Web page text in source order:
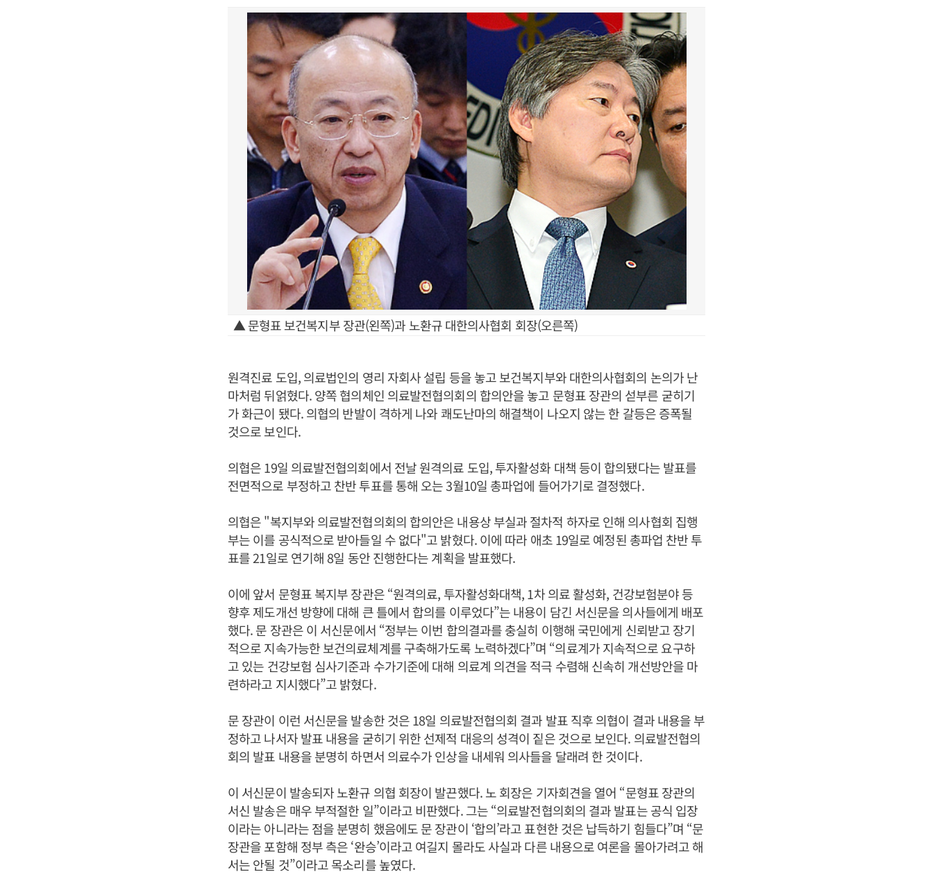
▲ 문형표 보건복지부 장관(왼쪽)과 노환규 대한의사협회 회장(오른쪽)
원격진료 도입, 의료법인의 영리 자회사 설립 등을 놓고 보건복지부와 대한의사협회의 논의가 난
마처럼 뒤얽혔다. 양쪽 협의체인 의료발전협의회의 합의안을 놓고 문형표 장관의 섣부른 굳히기
가 화근이 됐다. 의협의 반발이 격하게 나와 쾌도난마의 해결책이 나오지 않는 한 갈등은 증폭될
것으로 보인다.
의협은 19일 의료발전협의회에서 전날 원격의료 도입, 투자활성화 대책 등이 합의됐다는 발표를
전면적으로 부정하고 찬반 투표를 통해 오는 3월10일 총파업에 들어가기로 결정했다.
의협은 "복지부와 의료발전협의회의 합의안은 내용상 부실과 절차적 하자로 인해 의사협회 집행
부는 이를 공식적으로 받아들일 수 없다"고 밝혔다. 이에 따라 애초 19일로 예정된 총파업 찬반 투
표를 21일로 연기해 8일 동안 진행한다는 계획을 발표했다.
이에 앞서 문형표 복지부 장관은 “원격의료, 투자활성화대책, 1차 의료 활성화, 건강보험분야 등
향후 제도개선 방향에 대해 큰 틀에서 합의를 이루었다”는 내용이 담긴 서신문을 의사들에게 배포
했다. 문 장관은 이 서신문에서 “정부는 이번 합의결과를 충실히 이행해 국민에게 신뢰받고 장기
적으로 지속가능한 보건의료체계를 구축해가도록 노력하겠다”며 “의료계가 지속적으로 요구하
고 있는 건강보험 심사기준과 수가기준에 대해 의료계 의견을 적극 수렴해 신속히 개선방안을 마
련하라고 지시했다”고 밝혔다.
문 장관이 이런 서신문을 발송한 것은 18일 의료발전협의회 결과 발표 직후 의협이 결과 내용을 부
정하고 나서자 발표 내용을 굳히기 위한 선제적 대응의 성격이 짙은 것으로 보인다. 의료발전협의
회의 발표 내용을 분명히 하면서 의료수가 인상을 내세워 의사들을 달래려 한 것이다.
이 서신문이 발송되자 노환규 의협 회장이 발끈했다. 노 회장은 기자회견을 열어 “문형표 장관의
서신 발송은 매우 부적절한 일”이라고 비판했다. 그는 “의료발전협의회의 결과 발표는 공식 입장
이라는 아니라는 점을 분명히 했음에도 문 장관이 ‘합의’라고 표현한 것은 납득하기 힘들다”며 “문
장관을 포함해 정부 측은 ‘완승’이라고 여길지 몰라도 사실과 다른 내용으로 여론을 몰아가려고 해
서는 안될 것”이라고 목소리를 높였다.